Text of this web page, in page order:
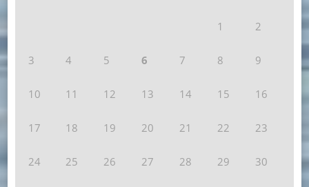
1 2
3 4 5 6 7 8 9
10 11 12 13 14 15 16
17 18 19 20 21 22 23
24 25 26 27 28 29 30